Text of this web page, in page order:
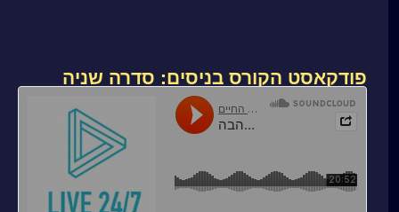
פודקאסט הקורס בניסים: סדרה שניה